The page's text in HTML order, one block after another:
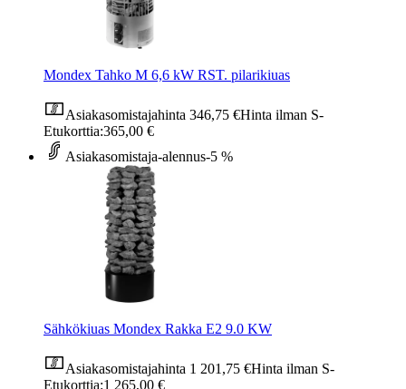
Mondex Tahko M 6,6 kW RST. pilarikiuas
Asiakasomistajahinta 346,75 €Hinta ilman S-
Etukorttia:365,00 €
Asiakasomistaja-alennus-5 %
Sähkökiuas Mondex Rakka E2 9.0 KW
Asiakasomistajahinta 1 201,75 €Hinta ilman S-
Etukorttia:1 265,00 €